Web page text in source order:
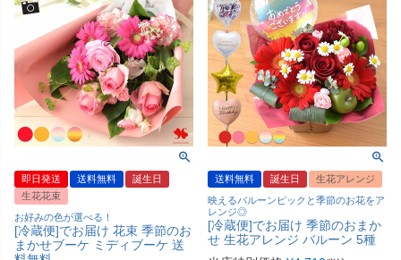
即日発送 送料無料
誕生日
生花花束
お好みの色が選べる！
[冷蔵便]でお届け 花束 季節のお
まかせブーケ ミディブーケ 送
送料無料 誕生日
生花アレンジ
映えるバルーンピックと季節のお花をア
レンジ◎
[冷蔵便]でお届け 季節のおまか
せ 生花アレンジ バルーン 5種